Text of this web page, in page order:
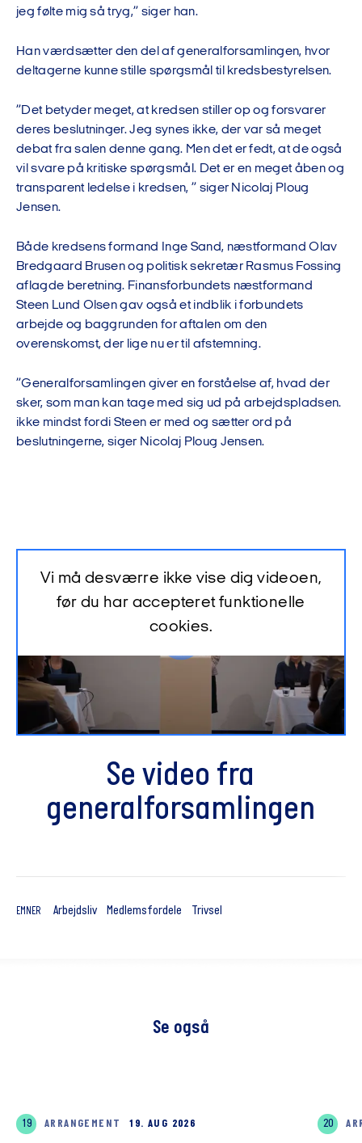
jeg følte mig så tryg,” siger han.
Han værdsætter den del af generalforsamlingen, hvor
deltagerne kunne stille spørgsmål til kredsbestyrelsen.
”Det betyder meget, at kredsen stiller op og forsvarer
deres beslutninger. Jeg synes ikke, der var så meget
debat fra salen denne gang. Men det er fedt, at de også
vil svare på kritiske spørgsmål. Det er en meget åben og
transparent ledelse i kredsen, ” siger Nicolaj Ploug
Jensen.
Både kredsens formand Inge Sand, næstformand Olav
Bredgaard Brusen og politisk sekretær Rasmus Fossing
aflagde beretning. Finansforbundets næstformand
Steen Lund Olsen gav også et indblik i forbundets
arbejde og baggrunden for aftalen om den
overenskomst, der lige nu er til afstemning.
”Generalforsamlingen giver en forståelse af, hvad der
sker, som man kan tage med sig ud på arbejdspladsen.
ikke mindst fordi Steen er med og sætter ord på
beslutningerne, siger Nicolaj Ploug Jensen.
Se video fra
generalforsamlingen
Vi må desværre ikke vise dig videoen,
før du har accepteret funktionelle
cookies.
EMNER Arbejdsliv Medlemsfordele Trivsel
Se også
19 ARRANGEMENT 19. AUG 2026 20